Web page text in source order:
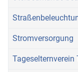
Stromversorgung
Tageselternverein